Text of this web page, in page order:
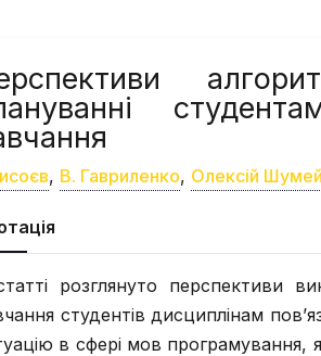
, В. Гавриленко, Олексій
розглянуто перспективи
студентів дисциплінам
в сфері мов програмування,